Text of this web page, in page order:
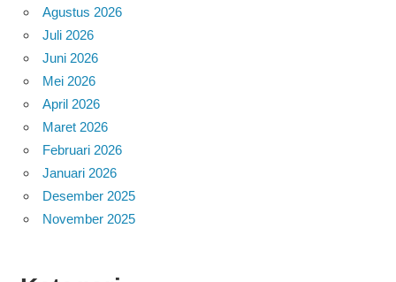
Agustus 2026
Juli 2026
Juni 2026
Mei 2026
April 2026
Maret 2026
Februari 2026
Januari 2026
Desember 2025
November 2025